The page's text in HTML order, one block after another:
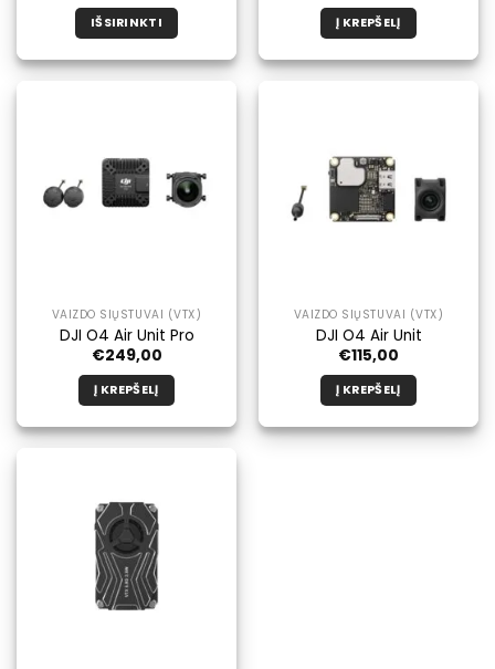
IŠSIRINKTI
produktas
Galimybe
galite
pasirinkti
Į KREPŠELĮ
VAIZDO SIŲSTUVAI (VTX)
DJI O4 Air Unit Pro
€249,00
Į KREPŠELĮ
VAIZDO SIŲSTUVAI (VTX)
DJI O4 Air Unit
€115,00
Į KREPŠELĮ